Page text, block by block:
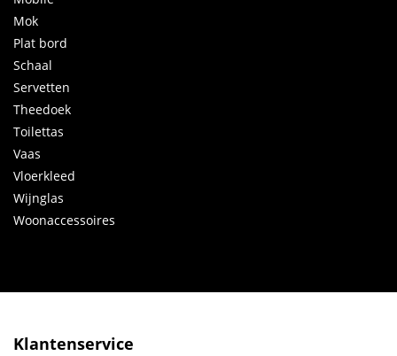
Mok
Plat bord
Schaal
Servetten
Theedoek
Toilettas
Vaas
Vloerkleed
Wijnglas
Woonaccessoires
Klantenservice